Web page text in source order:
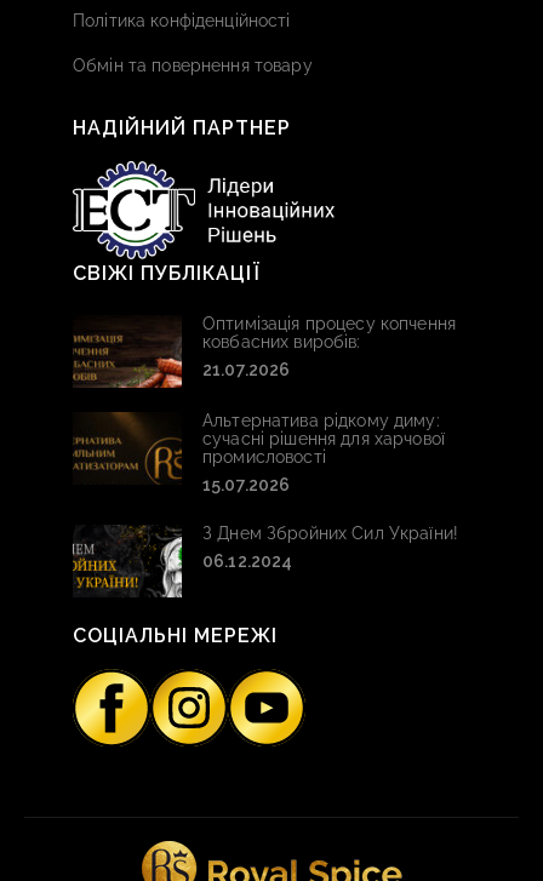
Політика конфіденційності
Обмін та повернення товару
НАДІЙНИЙ ПАРТНЕР
СВІЖІ ПУБЛІКАЦІЇ
Оптимізація процесу копчення
ковбасних виробів:
21.07.2026
Альтернатива рідкому диму:
сучасні рішення для харчової
промисловості
15.07.2026
З Днем Збройних Сил України!
06.12.2024
СОЦІАЛЬНІ МЕРЕЖІ